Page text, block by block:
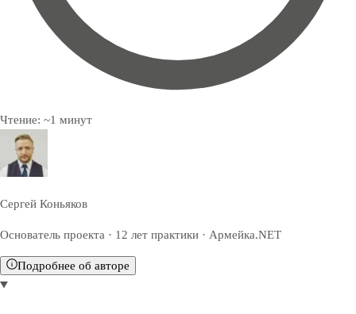
Чтение: ~1 минут
Сергей Коньяков
Основатель проекта · 12 лет практики · Армейка.NET
Подробнее об авторе